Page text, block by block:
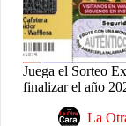
Juega el Sorteo
finalizar el año
La